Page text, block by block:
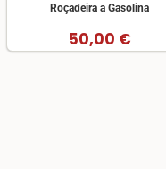
Roçadeira a Gasolina
50,00 €